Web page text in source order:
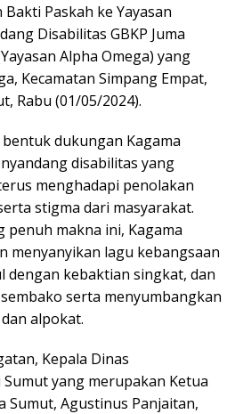
Paskah ke Yayasan
Disabilitas GBKP Juma
Alpha Omega) yang
Kecamatan Simpang Empat,
Rabu (01/05/2024).
dukungan Kagama
disabilitas yang
menghadapi penolakan
stigma dari masyarakat.
penuh makna ini, Kagama
menyanyikan lagu kebangsaan
dengan kebaktian singkat, dan
serta menyumbangkan
alpokat.
Kepala Dinas
yang merupakan Ketua
Sumut, Agustinus Panjaitan,